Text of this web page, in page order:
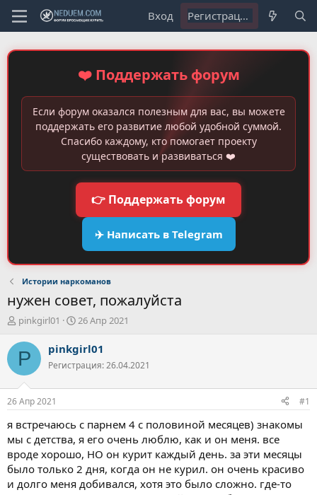
Вход Регистрация
❤️ Поддержать форум
Если форум оказался полезным для вас, вы можете
поддержать его развитие любой удобной суммой.
Спасибо каждому, кто помогает проекту
существовать и развиваться ❤️
👉 Поддержать форум
✈️ Написать в Telegram
Истории наркоманов
нужен совет, пожалуйста
А
т
о
т
е
м
ы
pinkgirl01
Д
т
а
н
а
л
26 Апр 2021
P pinkgirl01
Регистрация: 26.04.2021
26 Апр 2021 #1
я встречаюсь с парнем 4 с половиной месяцев) знакомы
мы с детства, я его очень люблю, как и он меня. все
вроде хорошо, НО он курит каждый день. за эти месяцы
было только 2 дня, когда он не курил. он очень красиво
и долго меня добивался, хотя это было сложно. где-то